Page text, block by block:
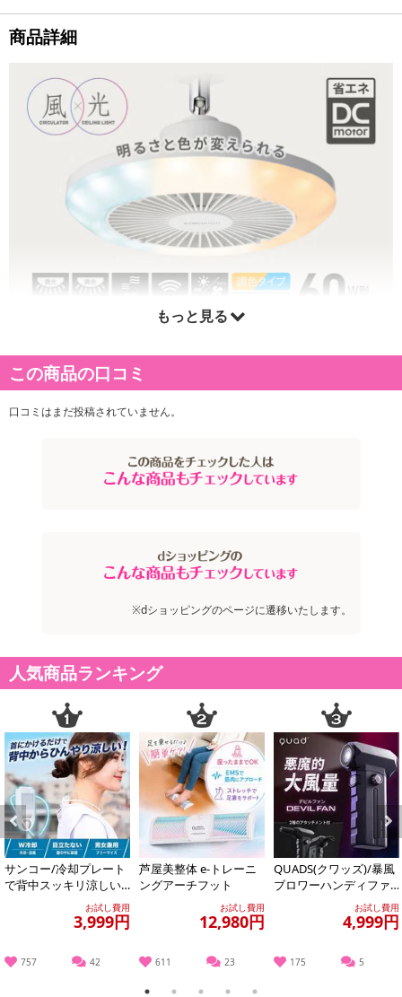
商品詳細
もっと見る
この商品の口コミ
口コミはまだ投稿されていません。
※dショッピングのページに遷移いたします。
人気商品ランキング
Previous
サンコー/冷却プレート
で背中スッキリ涼しい
「セナクール」 (冷却プ
レート&送風の...
お試し費用
3,999円
757 42
芦屋美整体 e-トレーニ
ングアーチフット
お試し費用
12,980円
611 23
QUADS(クワッズ)/暴風
ブロワーハンディファ
ン「デビルファン」(10
お試し費用
4,999円
175 5
Next